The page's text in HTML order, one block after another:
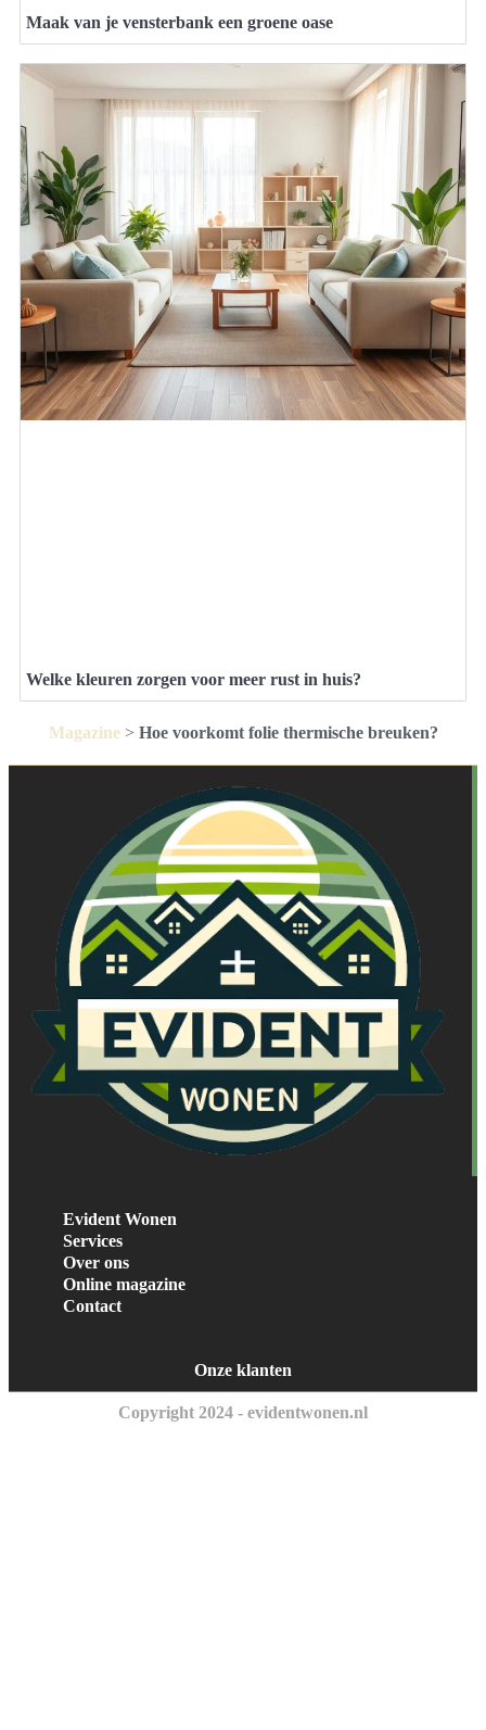
Maak van je vensterbank een groene oase
Welke kleuren zorgen voor meer rust in huis?
Magazine> Hoe voorkomt folie thermische breuken?
Evident Wonen
Services
Over ons
Online magazine
Contact
Onze klanten
Copyright 2024 - evidentwonen.nl